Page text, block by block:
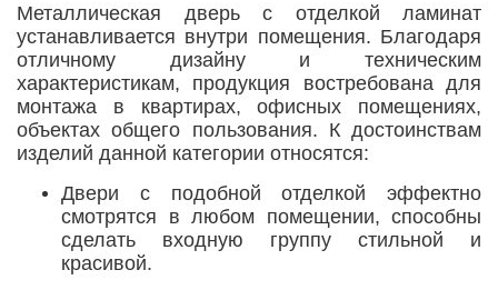
Металлическая дверь с отделкой ламинат
устанавливается внутри помещения. Благодаря
отличному дизайну и техническим
характеристикам, продукция востребована для
монтажа в квартирах, офисных помещениях,
объектах общего пользования. К достоинствам
изделий данной категории относятся:
Двери с подобной отделкой эффектно
смотрятся в любом помещении, способны
сделать входную группу стильной и
красивой.